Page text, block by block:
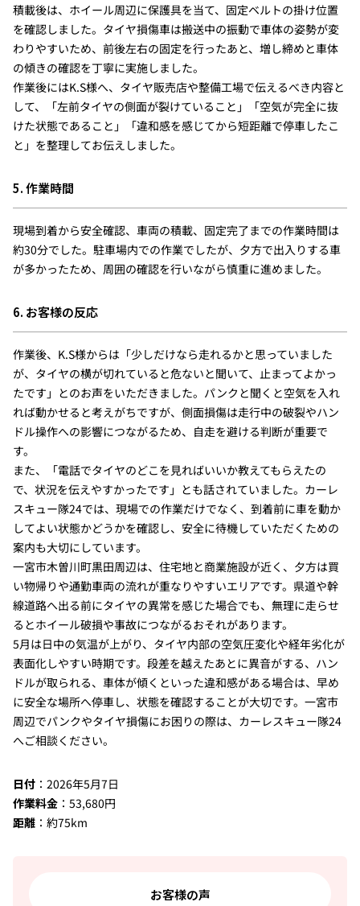
積載後は、ホイール周辺に保護具を当て、固定ベルトの掛け位置
を確認しました。タイヤ損傷車は搬送中の振動で車体の姿勢が変
わりやすいため、前後左右の固定を行ったあと、増し締めと車体
の傾きの確認を丁寧に実施しました。
作業後にはK.S様へ、タイヤ販売店や整備工場で伝えるべき内容と
して、「左前タイヤの側面が裂けていること」「空気が完全に抜
けた状態であること」「違和感を感じてから短距離で停車したこ
と」を整理してお伝えしました。
5. 作業時間
現場到着から安全確認、車両の積載、固定完了までの作業時間は
約30分でした。駐車場内での作業でしたが、夕方で出入りする車
が多かったため、周囲の確認を行いながら慎重に進めました。
6. お客様の反応
作業後、K.S様からは「少しだけなら走れるかと思っていました
が、タイヤの横が切れていると危ないと聞いて、止まってよかっ
たです」とのお声をいただきました。パンクと聞くと空気を入れ
れば動かせると考えがちですが、側面損傷は走行中の破裂やハン
ドル操作への影響につながるため、自走を避ける判断が重要で
す。
また、「電話でタイヤのどこを見ればいいか教えてもらえたの
で、状況を伝えやすかったです」とも話されていました。カーレ
スキュー隊24では、現場での作業だけでなく、到着前に車を動か
してよい状態かどうかを確認し、安全に待機していただくための
案内も大切にしています。
一宮市木曽川町黒田周辺は、住宅地と商業施設が近く、夕方は買
い物帰りや通勤車両の流れが重なりやすいエリアです。県道や幹
線道路へ出る前にタイヤの異常を感じた場合でも、無理に走らせ
るとホイール破損や事故につながるおそれがあります。
5月は日中の気温が上がり、タイヤ内部の空気圧変化や経年劣化が
表面化しやすい時期です。段差を越えたあとに異音がする、ハン
ドルが取られる、車体が傾くといった違和感がある場合は、早め
に安全な場所へ停車し、状態を確認することが大切です。一宮市
周辺でパンクやタイヤ損傷にお困りの際は、カーレスキュー隊24
へご相談ください。
日付：2026年5月7日
作業料金：53,680円
距離：約75km
お客様の声